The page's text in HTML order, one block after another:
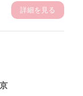
詳細を見る